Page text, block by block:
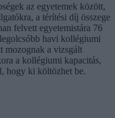
az egyetemek között,
a térítési díj összege
felvett egyetemistára 76
havi kollégiumi
mozognak a vizsgált
a kollégiumi kapacitás,
hogy ki költözhet be.